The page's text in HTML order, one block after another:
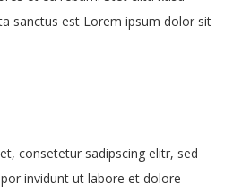
sanctus est Lorem ipsum dolor sit
consetetur sadipscing elitr, sed
invidunt ut labore et dolore